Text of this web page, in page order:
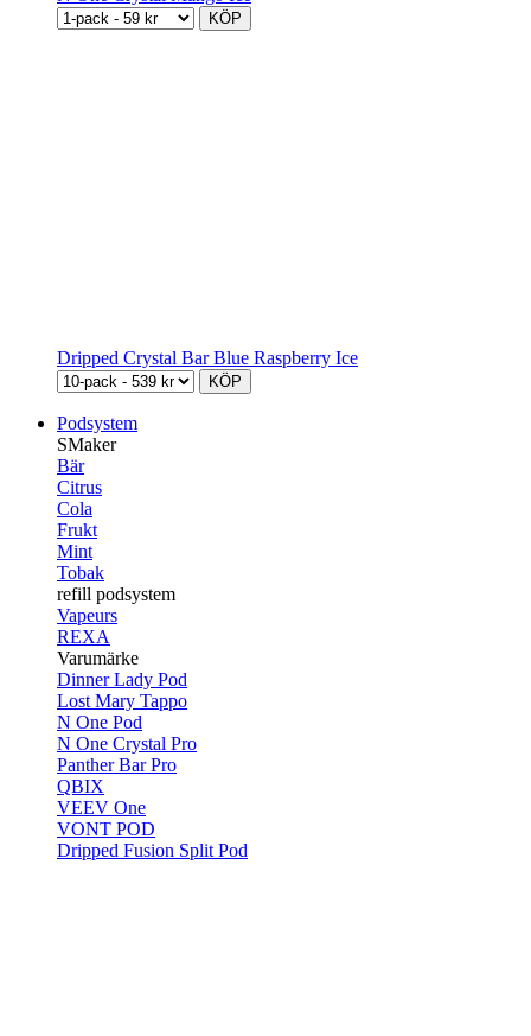
KÖP
Dripped Crystal Bar Blue Raspberry Ice
KÖP
Podsystem
SMaker
Bär
Citrus
Cola
Frukt
Mint
Tobak
refill podsystem
Vapeurs
REXA
Varumärke
Dinner Lady Pod
Lost Mary Tappo
N One Pod
N One Crystal Pro
Panther Bar Pro
QBIX
VEEV One
VONT POD
Dripped Fusion Split Pod